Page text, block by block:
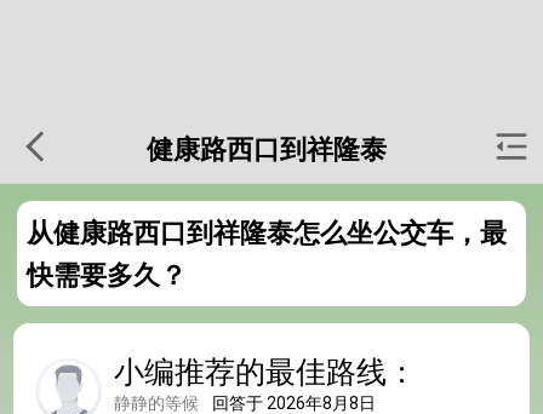
健康路西口到祥隆泰
从健康路西口到祥隆泰怎么坐公交车，最
快需要多久？
小编推荐的最佳路线：
静静的等候 回答于 2026年8月8日